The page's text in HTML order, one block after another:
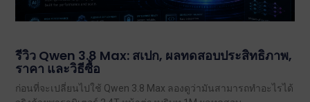
รีวิว Qwen 3.8 Max: สเปก, ผลทดสอบประสิทธิภาพ,
ราคา และวิธีซื้อ
ก่อนที่จะเปลี่ยนไปใช้ Qwen 3.8 Max ลองดูว่ามันสามารถทำอะไรได้